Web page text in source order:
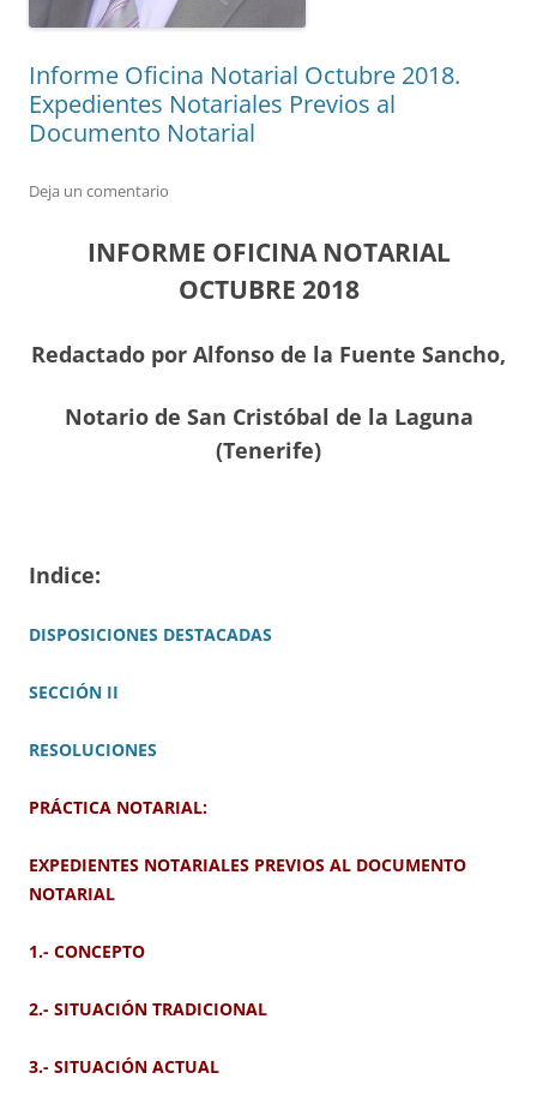
Informe Oficina Notarial Octubre 2018.
Expedientes Notariales Previos al
Documento Notarial
Deja un comentario
INFORME OFICINA NOTARIAL
OCTUBRE 2018
Redactado por Alfonso de la Fuente Sancho,
Notario de San Cristóbal de la Laguna
(Tenerife)
Indice:
DISPOSICIONES DESTACADAS
SECCIÓN II
RESOLUCIONES
PRÁCTICA NOTARIAL:
EXPEDIENTES NOTARIALES PREVIOS AL DOCUMENTO
NOTARIAL
1.- CONCEPTO
2.- SITUACIÓN TRADICIONAL
3.- SITUACIÓN ACTUAL